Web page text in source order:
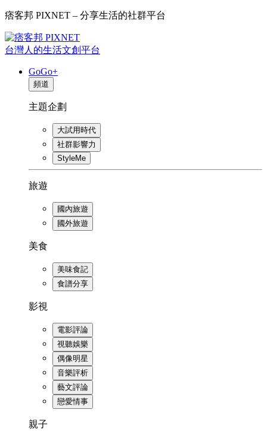
痞客邦 PIXNET – 分享生活的社群平台
台灣人的生活文創平台
GoGo+
頻道
主題企劃
大試用時代
社群影響力
StyleMe
旅遊
國內旅遊
國外旅遊
美食
美味食記
食譜分享
影視
電影評論
視聽娛樂
偶像明星
音樂評析
藝文評論
戀愛情事
親子